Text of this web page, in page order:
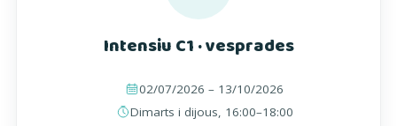
Intensiu C1 · vesprades
02/07/2026 – 13/10/2026
Dimarts i dijous, 16:00–18:00